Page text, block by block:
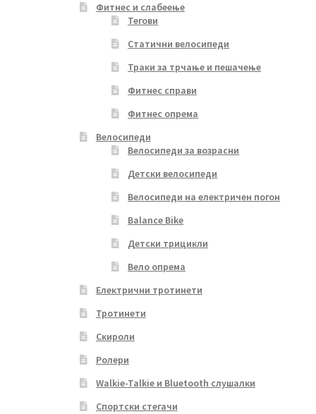
Фитнес и слабеење
Тегови
Статични велосипеди
Траки за трчање и пешачење
Фитнес справи
Фитнес опрема
Велосипеди
Велосипеди за возрасни
Детски велосипеди
Велосипеди на електричен погон
Balance Bike
Детски трицикли
Вело опрема
Електрични тротинети
Тротинети
Скироли
Ролери
Walkie-Talkie и Bluetooth слушалки
Спортски стегачи